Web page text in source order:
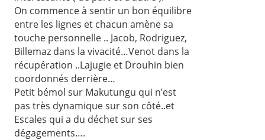
On commence à sentir un bon équilibre
entre les lignes et chacun amène sa
touche personnelle .. Jacob, Rodriguez,
Billemaz dans la vivacité…Venot dans la
récupération ..Lajugie et Drouhin bien
coordonnés derrière…
Petit bémol sur Makutungu qui n’est
pas très dynamique sur son côté..et
Escales qui a du déchet sur ses
dégagements….